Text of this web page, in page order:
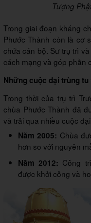
Tượng
Trong giai đoạn kháng
Phước Thành còn là cơ
chứa cán bộ. Sư trụ trì
cách mạng và góp phần
Những cuộc đại trùng
Trong thời của trụ trì
chùa Phước Thành đã
và trải qua nhiều cuộc
Năm 2005: Chùa
hơn so với nguyên
Năm 2012: Công
được khởi công và